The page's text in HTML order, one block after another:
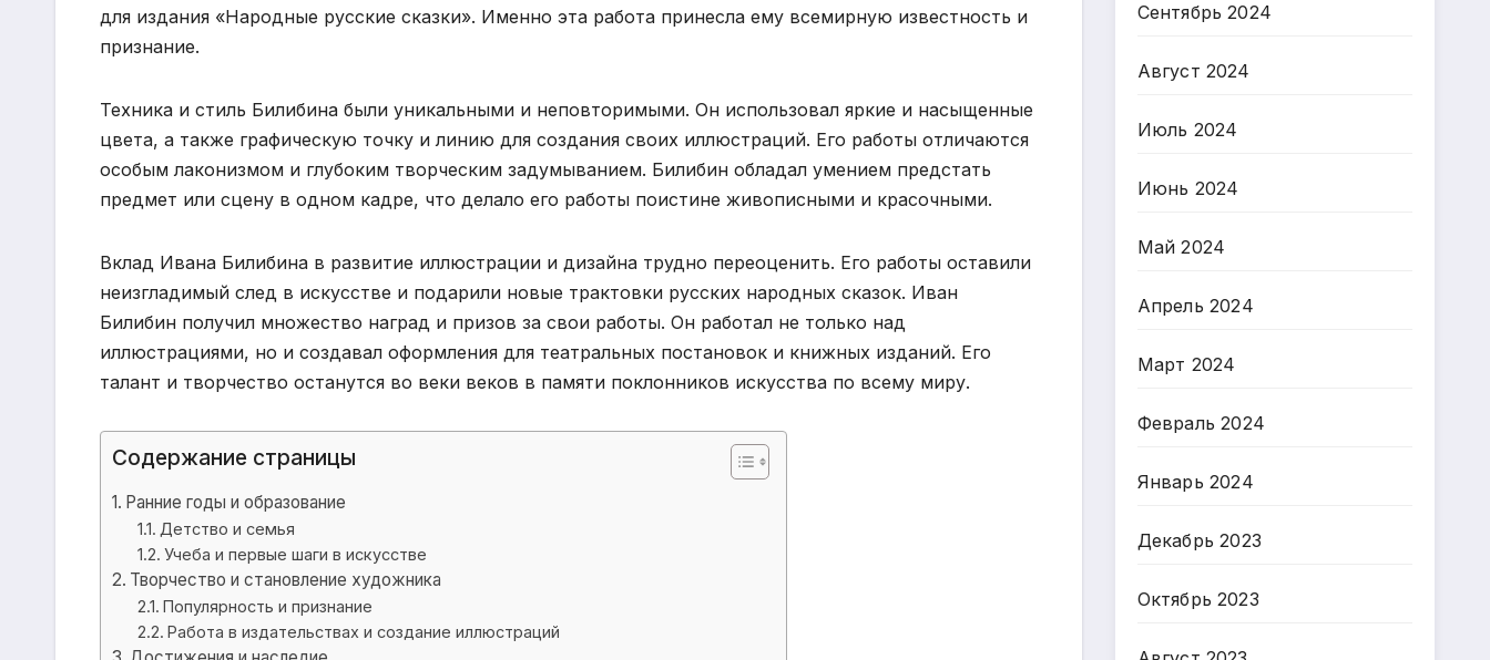
для издания «Народные русские сказки». Именно эта работа принесла ему всемирную известность и
признание.
Техника и стиль Билибина были уникальными и неповторимыми. Он использовал яркие и насыщенные
цвета, а также графическую точку и линию для создания своих иллюстраций. Его работы отличаются
особым лаконизмом и глубоким творческим задумыванием. Билибин обладал умением предстать
предмет или сцену в одном кадре, что делало его работы поистине живописными и красочными.
Вклад Ивана Билибина в развитие иллюстрации и дизайна трудно переоценить. Его работы оставили
неизгладимый след в искусстве и подарили новые трактовки русских народных сказок. Иван
Билибин получил множество наград и призов за свои работы. Он работал не только над
иллюстрациями, но и создавал оформления для театральных постановок и книжных изданий. Его
талант и творчество останутся во веки веков в памяти поклонников искусства по всему миру.
Содержание страницы
Ранние годы и образование
Детство и семья
Учеба и первые шаги в искусстве
Творчество и становление художника
Популярность и признание
Работа в издательствах и создание иллюстраций
Сентябрь 2024
Август 2024
Июль 2024
Июнь 2024
Май 2024
Апрель 2024
Март 2024
Февраль 2024
Январь 2024
Декабрь 2023
Октябрь 2023